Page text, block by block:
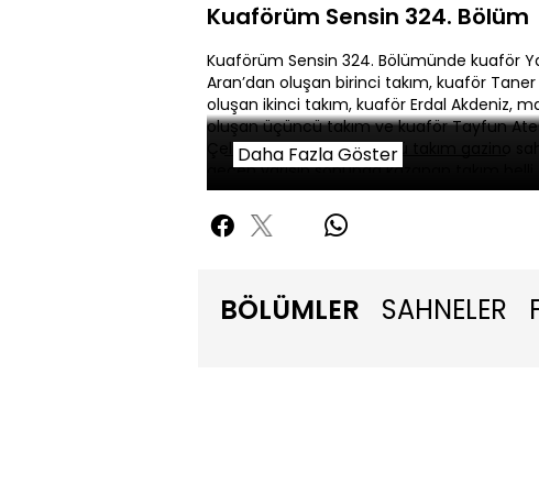
Kuaförüm Sensin 324. Bölüm
Kuaförüm Sensin 324. Bölümünde kuaför
Aran’dan oluşan birinci takım, kuaför
oluşan ikinci takım, kuaför Erdal Akdeniz,
oluşan üçüncü takım ve kuaför Tayfun
Çelik’ten oluşan dördüncü takım gazino
geçen yarışın sonunda kazanan takım belli
Daha Fazla Göster
BÖLÜMLER SAHNELER